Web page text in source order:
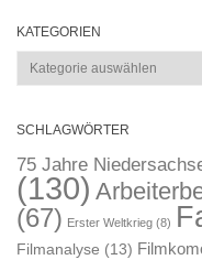
KATEGORIEN
Kategorien
SCHLAGWÖRTER
75 Jahre
(130)
(67) Erster Weltkrieg (8)
Filmanalyse (13)